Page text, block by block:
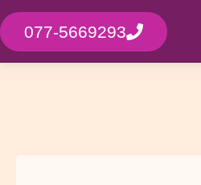
077-5669293